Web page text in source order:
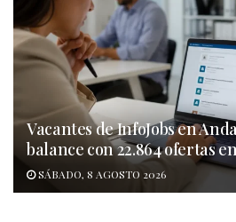
Vacantes de InfoJobs en
balance con 22.864 ofertas
SÁBADO, 8 AGOSTO 2026